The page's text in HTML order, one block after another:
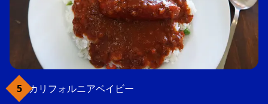
カリフォルニアベイビー